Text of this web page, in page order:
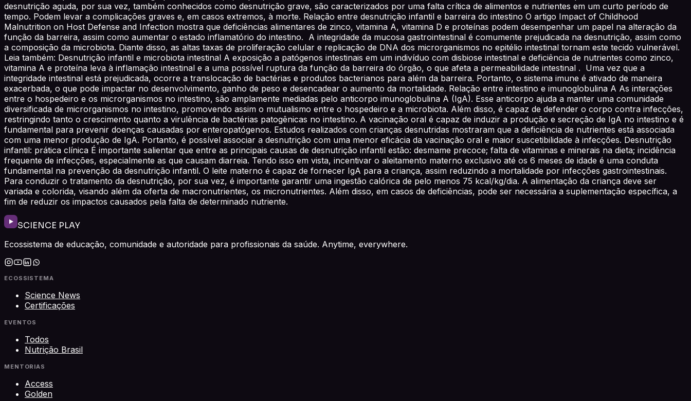
desnutrição aguda, por sua vez, também conhecidos como desnutrição grave, são caracterizados por uma falta crítica de alimentos e nutrientes em um curto período de
tempo. Podem levar a complicações graves e, em casos extremos, à morte. Relação entre desnutrição infantil e barreira do intestino O artigo Impact of Childhood
Malnutrition on Host Defense and Infection mostra que deficiências alimentares de zinco, vitamina A, vitamina D e proteínas podem desempenhar um papel na alteração da
função da barreira, assim como aumentar o estado inflamatório do intestino. A integridade da mucosa gastrointestinal é comumente prejudicada na desnutrição, assim como
a composição da microbiota. Diante disso, as altas taxas de proliferação celular e replicação de DNA dos microrganismos no epitélio intestinal tornam este tecido vulnerável.
Leia também: Desnutrição infantil e microbiota intestinal A exposição a patógenos intestinais em um indivíduo com disbiose intestinal e deficiência de nutrientes como zinco,
vitamina A e proteína leva à inflamação intestinal e a uma possível ruptura da função da barreira do órgão, o que afeta a permeabilidade intestinal . Uma vez que a
integridade intestinal está prejudicada, ocorre a translocação de bactérias e produtos bacterianos para além da barreira. Portanto, o sistema imune é ativado de maneira
exacerbada, o que pode impactar no desenvolvimento, ganho de peso e desencadear o aumento da mortalidade. Relação entre intestino e imunoglobulina A As interações
entre o hospedeiro e os microrganismos no intestino, são amplamente mediadas pelo anticorpo imunoglobulina A (IgA). Esse anticorpo ajuda a manter uma comunidade
diversificada de microrganismos no intestino, promovendo assim o mutualismo entre o hospedeiro e a microbiota. Além disso, é capaz de defender o corpo contra infecções,
restringindo tanto o crescimento quanto a virulência de bactérias patogênicas no intestino. A vacinação oral é capaz de induzir a produção e secreção de IgA no intestino e é
fundamental para prevenir doenças causadas por enteropatógenos. Estudos realizados com crianças desnutridas mostraram que a deficiência de nutrientes está associada
com uma menor produção de IgA. Portanto, é possível associar a desnutrição com uma menor eficácia da vacinação oral e maior suscetibilidade à infecções. Desnutrição
infantil: prática clínica É importante salientar que entre as principais causas de desnutrição infantil estão: desmame precoce; falta de vitaminas e minerais na dieta; incidência
frequente de infecções, especialmente as que causam diarreia. Tendo isso em vista, incentivar o aleitamento materno exclusivo até os 6 meses de idade é uma conduta
fundamental na prevenção da desnutrição infantil. O leite materno é capaz de fornecer IgA para a criança, assim reduzindo a mortalidade por infecções gastrointestinais.
Para conduzir o tratamento da desnutrição, por sua vez, é importante garantir uma ingestão calórica de pelo menos 75 kcal/kg/dia. A alimentação da criança deve ser
variada e colorida, visando além da oferta de macronutrientes, os micronutrientes. Além disso, em casos de deficiências, pode ser necessária a suplementação específica, a
fim de reduzir os impactos causados pela falta de determinado nutriente.
SCIENCE PLAY
Ecossistema de educação, comunidade e autoridade para profissionais da saúde. Anytime, everywhere.
ECOSSISTEMA
Science News
Certificações
EVENTOS
Todos
Nutrição Brasil
MENTORIAS
Access
Golden